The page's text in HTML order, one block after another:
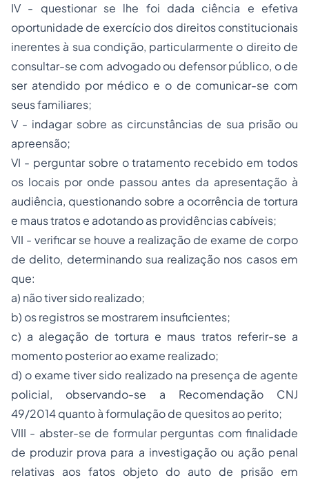
IV - questionar se lhe foi dada ciência e efetiva
oportunidade de exercício dos direitos constitucionais
inerentes à sua condição, particularmente o direito de
consultar-se com advogado ou defensor público, o de
ser atendido por médico e o de comunicar-se com
seus familiares;
V - indagar sobre as circunstâncias de sua prisão ou
apreensão;
VI - perguntar sobre o tratamento recebido em todos
os locais por onde passou antes da apresentação à
audiência, questionando sobre a ocorrência de tortura
e maus tratos e adotando as providências cabíveis;
VII - verificar se houve a realização de exame de corpo
de delito, determinando sua realização nos casos em
que:
a) não tiver sido realizado;
b) os registros se mostrarem insuficientes;
c) a alegação de tortura e maus tratos referir-se a
momento posterior ao exame realizado;
d) o exame tiver sido realizado na presença de agente
policial, observando-se a Recomendação CNJ
49/2014 quanto à formulação de quesitos ao perito;
VIII - abster-se de formular perguntas com finalidade
de produzir prova para a investigação ou ação penal
relativas aos fatos objeto do auto de prisão em